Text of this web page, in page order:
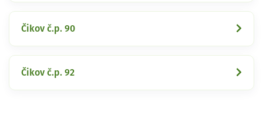
Čikov č.p. 90
Čikov č.p. 92